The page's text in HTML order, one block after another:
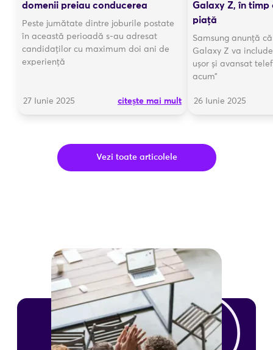
domenii preiau conducerea
Peste jumătate dintre joburile postate
în această perioadă s-au adresat
candidaților cu maximum doi ani de
experiență
27 Iunie 2025 citește mai mult
Galaxy Z, în
piaţă
Samsung anunță
Galaxy Z va
ușor și avansat
acum”
26 Iunie 2025
Vezi toate articolele